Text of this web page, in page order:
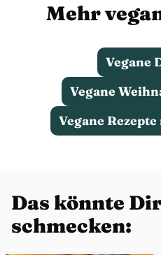
Mehr
Vegane
Vegane
Vegane
Das könnte
schmecken: